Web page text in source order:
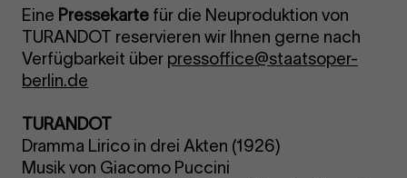
Eine Pressekarte für die Neuproduktion von
TURANDOT reservieren wir Ihnen gerne nach
Verfügbarkeit über pressoffice@staatsoper-
berlin.de
TURANDOT
Dramma Lirico in drei Akten (1926)
Musik von Giacomo Puccini